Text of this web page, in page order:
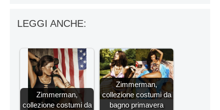
LEGGI ANCHE:
Zimmerman,
collezione costumi da
Zimmerman,
collezione costumi da
bagno primavera